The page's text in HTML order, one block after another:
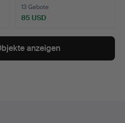
13 Gebote
85 USD
anzeigen